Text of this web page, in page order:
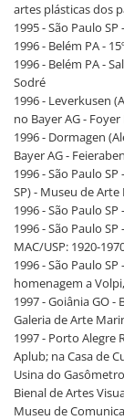
artes plásticas dos
1995 - São Paulo
1996 - Belém PA -
1996 - Belém PA -
Sodré
1996 - Leverkusen
no Bayer AG -
1996 - Dormagen
Bayer AG -
1996 - São Paulo
SP) - Museu de
1996 - São Paulo
1996 - São Paulo
MAC/USP: 1920-
1996 - São Paulo
homenagem a
1997 - Goiânia GO
Galeria de Arte
1997 - Porto Alegre
Aplub; na Casa de
Usina do
Bienal de Artes
Museu de